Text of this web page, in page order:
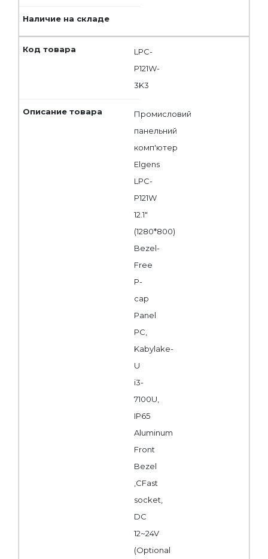
LPC-
P121W-
3K3
Промисловий
панельний
комп'ютер
Elgens
LPC-
P121W
12.1"
(1280*800)
Bezel-
Free
P-
cap
Panel
PC,
Kabylake-
U
i3-
7100U,
IP65
Aluminum
Front
Bezel
,CFast
socket,
DC
12~24V
(Optional